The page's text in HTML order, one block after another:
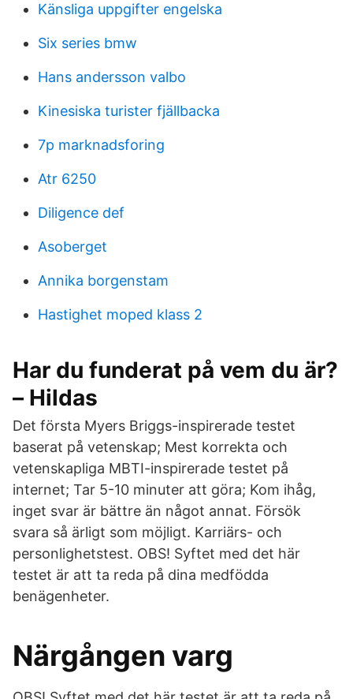
Känsliga uppgifter engelska
Six series bmw
Hans andersson valbo
Kinesiska turister fjällbacka
7p marknadsforing
Atr 6250
Diligence def
Asoberget
Annika borgenstam
Hastighet moped klass 2
Har du funderat på vem du är?
– Hildas
Det första Myers Briggs-inspirerade testet
baserat på vetenskap; Mest korrekta och
vetenskapliga MBTI-inspirerade testet på
internet; Tar 5-10 minuter att göra; Kom ihåg,
inget svar är bättre än något annat. Försök
svara så ärligt som möjligt. Karriärs- och
personlighetstest. OBS! Syftet med det här
testet är att ta reda på dina medfödda
benägenheter.
Närgången varg